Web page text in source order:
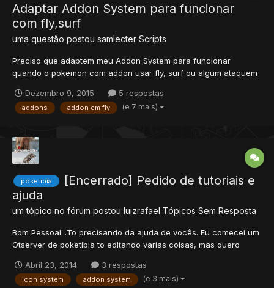
Adaptar Addon System para funcionar
com fly,surf
uma questão postou samlecter Scripts
Preciso que adaptem meu Addon System para funcionar
quando o pokemon com addon usar fly, surf ou algum ataquem
helix etc... Preciso que me ajudem, coloquei um Addon System
no meu Poketibia, já coloquei varios addons e itens para us...
Dezembro 9, 2015 5 respostas
addons addon em fly (e 7 mais)
poketibia
[Encerrado] Pedido de tutoriais e
ajuda
um tópico no fórum postou luizrafael Tópicos Sem Resposta
Bom Pessoal...To precisando da ajuda de vocês. Eu comecei um
Otserver de poketibia to editando varias coisas, mas quero
aumentar os itens que tem que levar, aumentar a quantia dos
pokes para matar, mudar os...
Abril 23, 2014 3 respostas
icon system addon system (e 3 mais)